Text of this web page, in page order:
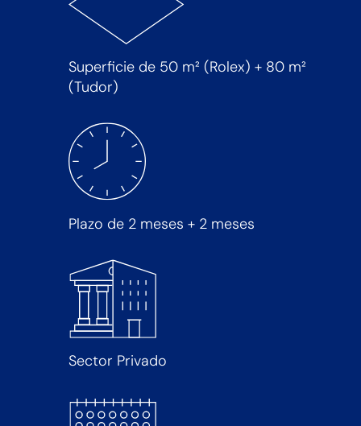
Superficie de 50 m² (Rolex) + 80 m²
(Tudor)
Plazo de 2 meses + 2 meses
Sector Privado